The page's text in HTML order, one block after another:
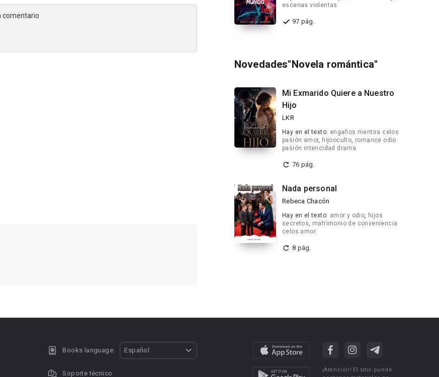
comentario
escenas violentas
97 pág.
Novedades"Novela romántica"
Mi Exmarido Quiere a Nuestro
Hijo
LKR
Hay en el texto: engaños mentira celos
pasión amor, hijooculto, romance odio
pasión intencidad drama
76 pág.
Nada personal
Rebeca Chacón
Hay en el texto: amor y odio, hijos
secretos, matrimonio de conveniencia
celos amor
8 pág.
Books language: Español
Soporte técnico
¡Atención! El sitio puede